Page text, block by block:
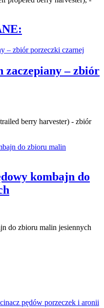
– zbiór
berry harvester) - zbiór
kombajn do
do zbioru malin jesiennych